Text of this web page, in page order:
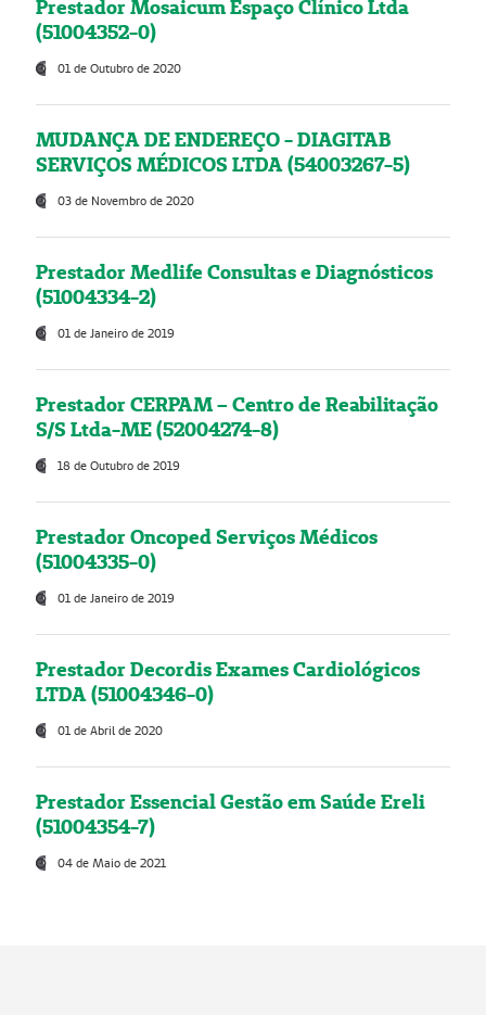
Prestador Mosaicum Espaço Clínico Ltda
(51004352-0)
01 de Outubro de 2020
MUDANÇA DE ENDEREÇO - DIAGITAB
SERVIÇOS MÉDICOS LTDA (54003267-5)
03 de Novembro de 2020
Prestador Medlife Consultas e Diagnósticos
(51004334-2)
01 de Janeiro de 2019
Prestador CERPAM – Centro de Reabilitação
S/S Ltda-ME (52004274-8)
18 de Outubro de 2019
Prestador Oncoped Serviços Médicos
(51004335-0)
01 de Janeiro de 2019
Prestador Decordis Exames Cardiológicos
LTDA (51004346-0)
01 de Abril de 2020
Prestador Essencial Gestão em Saúde Ereli
(51004354-7)
04 de Maio de 2021